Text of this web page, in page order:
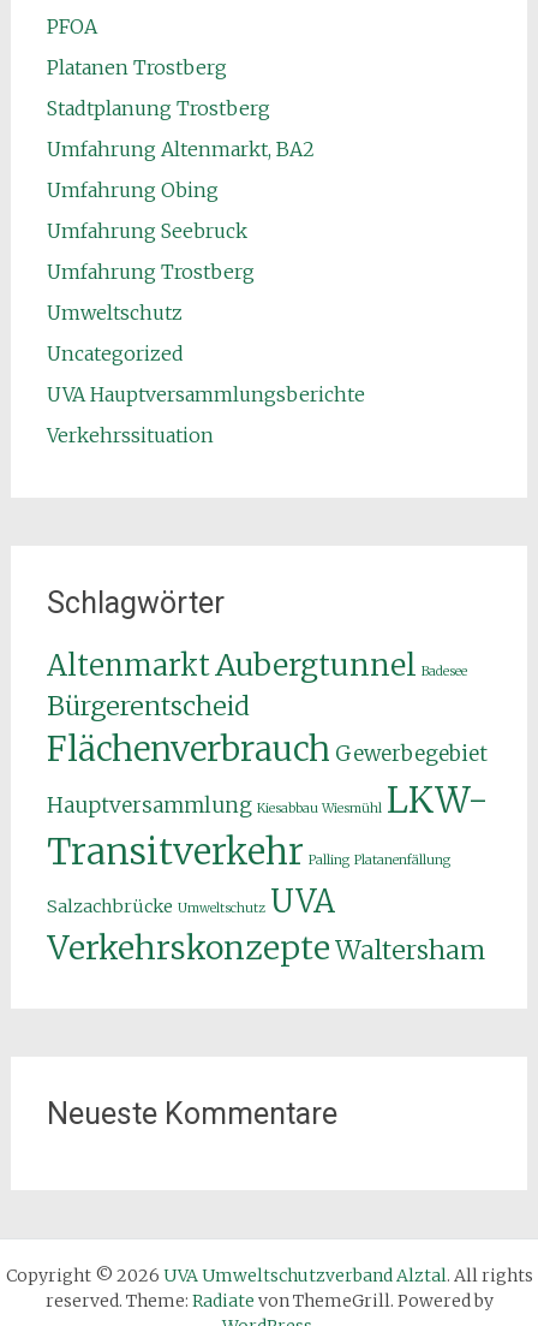
PFOA
Platanen Trostberg
Stadtplanung Trostberg
Umfahrung Altenmarkt, BA2
Umfahrung Obing
Umfahrung Seebruck
Umfahrung Trostberg
Umweltschutz
Uncategorized
UVA Hauptversammlungsberichte
Verkehrssituation
Schlagwörter
AltenmarktAubergtunnel Badesee
Bürgerentscheid
Flächenverbrauch Gewerbegebiet
Hauptversammlung Kiesabbau Wiesmühl LKW-
Transitverkehr Palling Platanenfällung
Salzachbrücke Umweltschutz UVA
VerkehrskonzepteWaltersham
Neueste Kommentare
Copyright © 2026 UVA Umweltschutzverband Alztal. All rights
reserved. Theme: Radiate von ThemeGrill. Powered by